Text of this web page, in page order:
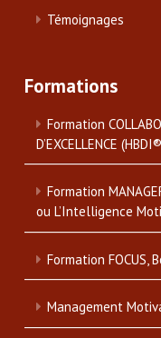
Témoignages
Formations
Formation
D’EXCELLENCE
Formation
ou L’Intelligence
Formation
Management